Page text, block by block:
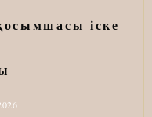
іске